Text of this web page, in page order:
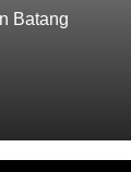
Batang